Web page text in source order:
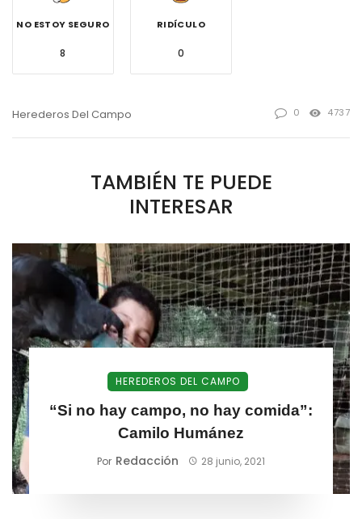
NO ESTOY SEGURO
8
RIDÍCULO
0
Herederos Del Campo 0 4737
TAMBIÉN TE PUEDE
INTERESAR
HEREDEROS DEL CAMPO
“Si no hay campo, no hay comida”:
Camilo Humánez
Por Redacción 28 junio, 2021